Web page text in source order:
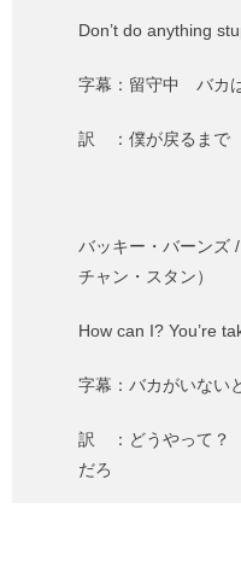
Don’t do anything
字幕：留守中 バカ
訳 ：僕が戻るまで
バッキー・バーンズ
チャン・スタン）
How can I? You’re
字幕：バカがいな
訳 ：どうやって？
だろ